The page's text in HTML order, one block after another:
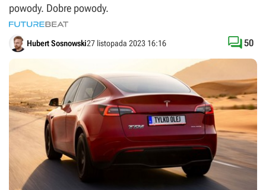
powody. Dobre powody.
Hubert Sosnowski27 listopada 2023 16:16 50